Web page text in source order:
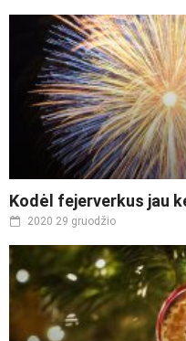
Kodėl fejerverkus jau
2020 29 gruodžio